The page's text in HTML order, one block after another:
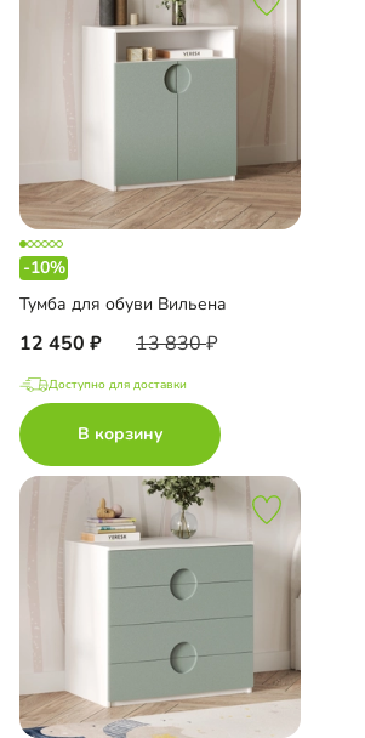
-10%
Тумба для обуви Вильена
12 450 13 830
Доступно для доставки
В корзину